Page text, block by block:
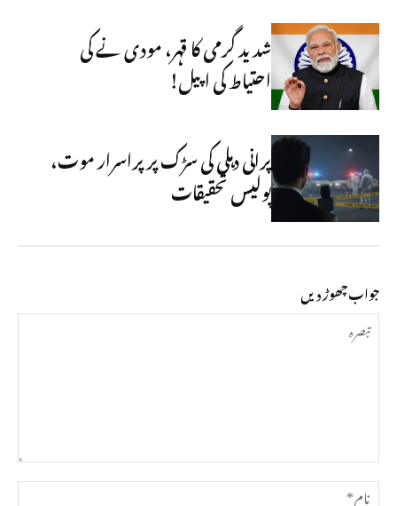
شدید گرمی کا قہر، مودی نے کی
احتیاط کی اپیل!
پرانی دہلی کی سڑک پر پراسرار موت،
پولیس تحقیقات
جواب چھوڑ دیں
تبصرہ
نام*